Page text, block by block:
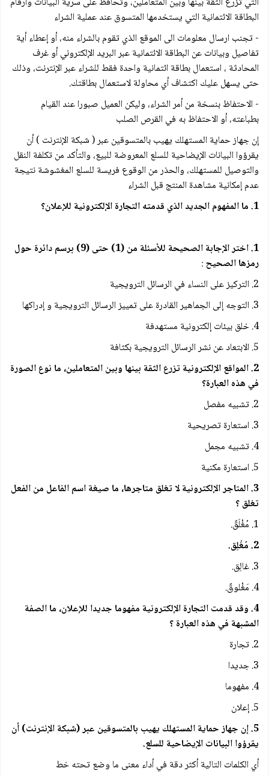
البطاقة الائتمانية التي يستخدمها المتسوق عند عملية الشراء
- تجنب ارسال معلومات الى الموقع الذي تقوم بالشراء منه، أو إعطاء أية
تفاصيل وبيانات عن البطاقة الائتمانية عبر البريد الإلكتروني أو غرف
المحادثة ، استعمال بطاقة ائتمانية واحدة فقط للشراء عبر الإنترنت، وذلك
حتى يسهل عليك اكتشاف أي محاولة لاستعمال بطاقتك.
- الاحتفاظ بنسخة من أمر الشراء، وليكن العميل صبورا عند القيام
بطباعته، أو الاحتفاظ به في القرص الصلب
إن جهاز حماية المستهلك يهيب بالمتسوقين عبر ( شبكة الإنترنت ) أن
يقرؤوا البيانات الإيضاحية للسلع المعروضة للبيع، والتأكد من تكلفة النقل
والتوصيل للمستهلك، والحذر من الوقوع فريسة للسلع المغشوشة نتيجة
عدم إمكانية مشاهدة المنتج قبل الشراء
1. ما المفهوم الجديد الذي قدمته التجارة الإلكترونية للإعلان؟
1. اختر الإجابة الصحيحة للأسئلة من (1) حتى (9) برسم دائرة حول
رمزها الصحيح:
2. التركيز على النساء في الرسائل الترويجية
3. التوجه إلى الجماهير القادرة على تمييز الرسائل الترويجية و إدراكها
4. خلق بيئات إلكترونية مستهدفة
5. الابتعاد عن نشر الرسائل الترويجية بكثافة
2. المواقع الإلكترونية تزرع الثقة بينها وبين المتعاملين، ما نوع الصورة
في هذه العبارة؟
2. تشبيه مفصل
3. استعارة تصريحية
4. تشبيه مجمل
5. استعارة مكنية
3. المتاجر الإلكترونية لا تغلق متاجرها، ما صيغة اسم الفاعل من الفعل
تغلق ؟
1. مُغْلَقٌ.
2. مُغْلِق.
3. غالِق.
4. مَغْلوقٌ.
4. وقد قدمت التجارة الإلكترونية مفهوما جديدا للإعلان، ما الصفة
المشبهة في هذه العبارة ؟
2. تجارة
3. جديدا
4. مفهوما
5. إعلان
5. إن جهاز حماية المستهلك يهيب بالمتسوقين عبر (شبكة الإنترنت) أن
يقرؤوا البيانات الإيضاحية للسلع.
أي الكلمات التالية أكثر دقة في أداء معنى ما وضع تحته خط